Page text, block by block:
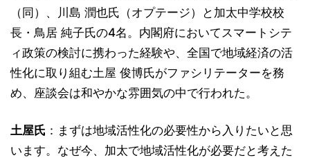
（同）、川島 潤也氏（オプテージ）と加太中学校校
長・鳥居 純子氏の4名。内閣府においてスマートシテ
ィ政策の検討に携わった経験や、全国で地域経済の活
性化に取り組む土屋 俊博氏がファシリテーターを務
め、座談会は和やかな雰囲気の中で行われた。
土屋氏 ：まずは地域活性化の必要性から入りたいと思
います。なぜ今、加太で地域活性化が必要だと考えた